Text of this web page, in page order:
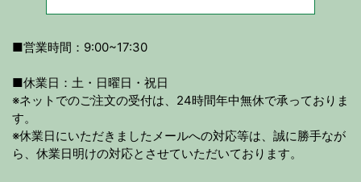
■営業時間：9:00~17:30
■休業日：土・日曜日・祝日
※ネットでのご注文の受付は、24時間年中無休で承っておりま
す。
※休業日にいただきましたメールへの対応等は、誠に勝手なが
ら、休業日明けの対応とさせていただいております。